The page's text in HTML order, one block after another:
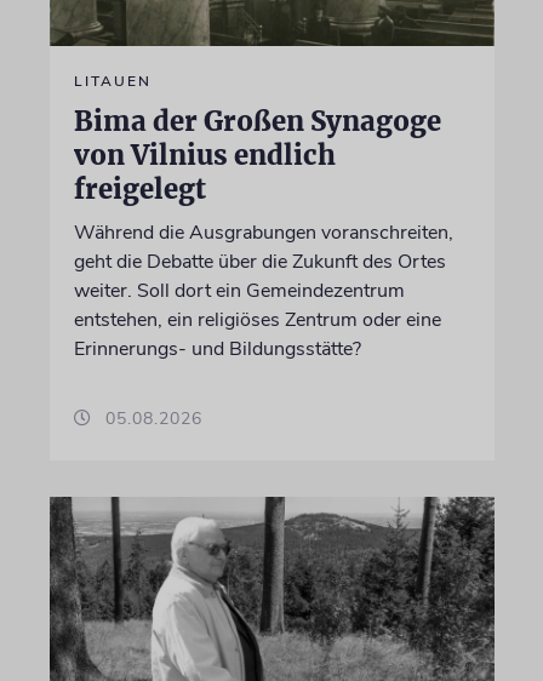
LITAUEN
Bima der Großen Synagoge
von Vilnius endlich
freigelegt
Während die Ausgrabungen voranschreiten,
geht die Debatte über die Zukunft des Ortes
weiter. Soll dort ein Gemeindezentrum
entstehen, ein religiöses Zentrum oder eine
Erinnerungs- und Bildungsstätte?
05.08.2026